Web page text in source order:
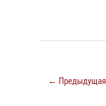
← Предыдущая